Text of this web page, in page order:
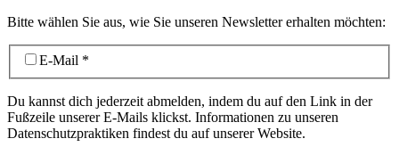
Bitte wählen Sie aus, wie Sie unseren Newsletter erhalten möchten:
E-Mail *
Du kannst dich jederzeit abmelden, indem du auf den Link in der
Fußzeile unserer E-Mails klickst. Informationen zu unseren
Datenschutzpraktiken findest du auf unserer Website.